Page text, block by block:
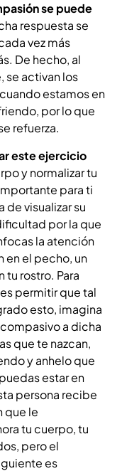
se puede
respuesta se
vez más
De hecho, al
se activan los
estamos en
por lo que
refuerza.
este ejercicio
y normalizar tu
para ti
de visualizar su
por la que
la atención
en el pecho, un
tu rostro. Para
permitir que tal
esto, imagina
a dicha
que te nazcan,
y anhelo que
estar en
persona recibe
que le
tu cuerpo, tu
pero el
es